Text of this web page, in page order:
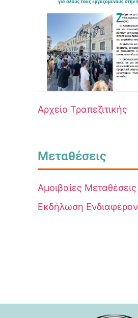
Αρχείο Τραπεζιτικής
Μεταθέσεις
Αμοιβαίες Μεταθέσεις
Εκδήλωση